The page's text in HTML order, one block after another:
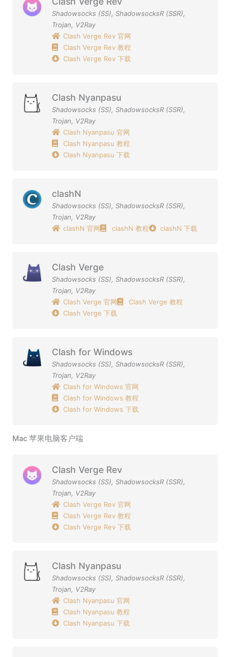
Shadowsocks (SS), ShadowsocksR (SSR),
Trojan, V2Ray
Clash Verge Rev 官网
Clash Verge Rev 教程
Clash Verge Rev 下载
Clash Nyanpasu
Shadowsocks (SS), ShadowsocksR (SSR),
Trojan, V2Ray
Clash Nyanpasu 官网
Clash Nyanpasu 教程
Clash Nyanpasu 下载
clashN
Shadowsocks (SS), ShadowsocksR (SSR),
Trojan, V2Ray
clashN 官网
clashN 教程 clashN 下载
Clash Verge
Shadowsocks (SS), ShadowsocksR (SSR),
Trojan, V2Ray
Clash Verge 官网
Clash Verge 教程
Clash Verge 下载
Clash for Windows
Shadowsocks (SS), ShadowsocksR (SSR),
Trojan, V2Ray
Clash for Windows 官网
Clash for Windows 教程
Clash for Windows 下载
Mac 苹果电脑客户端
Clash Verge Rev
Shadowsocks (SS), ShadowsocksR (SSR),
Trojan, V2Ray
Clash Verge Rev 官网
Clash Verge Rev 教程
Clash Verge Rev 下载
Clash Nyanpasu
Shadowsocks (SS), ShadowsocksR (SSR),
Trojan, V2Ray
Clash Nyanpasu 官网
Clash Nyanpasu 教程
Clash Nyanpasu 下载